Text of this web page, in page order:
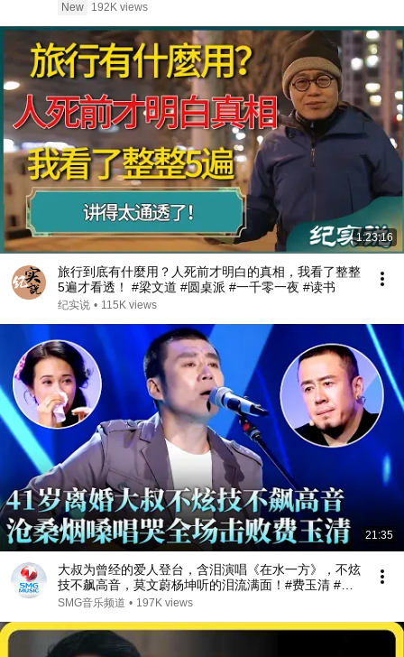
New
192K views
1:23:16
旅行到底有什麼用？人死前才明白的真相，我看了整整
5遍才看透！ #梁文道 #圆桌派 #一千零一夜 #读书
纪实说 • 115K views
21:35
大叔为曾经的爱人登台，含泪演唱《在水一方》，不炫
技不飙高音，莫文蔚杨坤听的泪流满面！#费玉清 #任
柏儒 #天籁之战1 精华版 clip
SMG音乐频道 • 197K views